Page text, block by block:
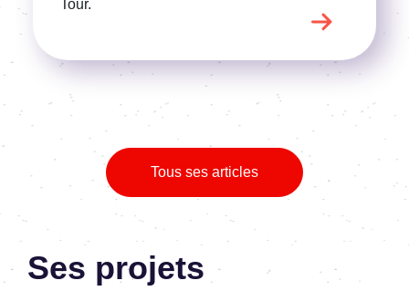
Tour.
Tous ses articles
Ses projets